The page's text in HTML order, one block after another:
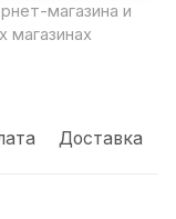
магазина и
магазинах
Доставка